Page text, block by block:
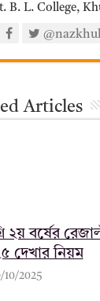
B. L. College,
Articles
২য় বর্ষের
দেখার নিয়ম
10/2025